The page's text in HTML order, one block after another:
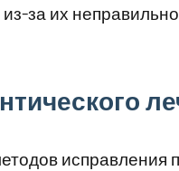
за их
исправления